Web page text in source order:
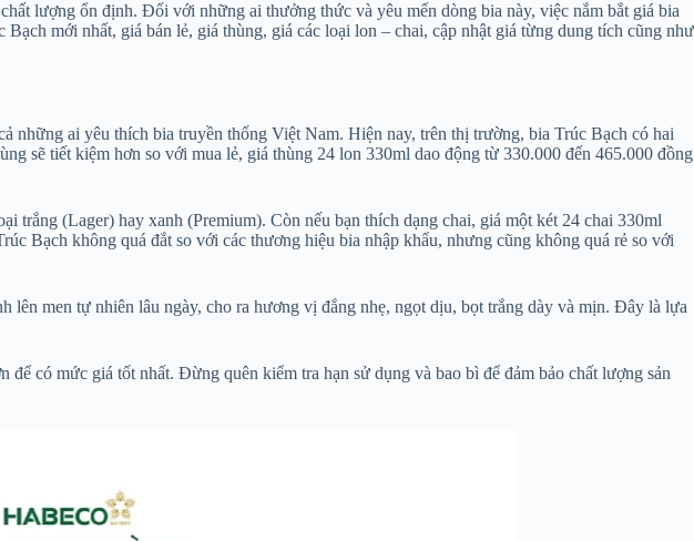
lượng ổn định. Đối với những ai thưởng thức và yêu mến dòng bia này, việc nắm bắt giá bia
mới nhất, giá bán lẻ, giá thùng, giá các loại lon – chai, cập nhật giá từng dung tích cũng như
ai yêu thích bia truyền thống Việt Nam. Hiện nay, trên thị trường, bia Trúc Bạch có hai
sẽ tiết kiệm hơn so với mua lẻ, giá thùng 24 lon 330ml dao động từ 330.000 đến 465.000 đồng
(Lager) hay xanh (Premium). Còn nếu bạn thích dạng chai, giá một két 24 chai 330ml
Bạch không quá đắt so với các thương hiệu bia nhập khẩu, nhưng cũng không quá rẻ so với
men tự nhiên lâu ngày, cho ra hương vị đắng nhẹ, ngọt dịu, bọt trắng dày và mịn. Đây là lựa
có mức giá tốt nhất. Đừng quên kiểm tra hạn sử dụng và bao bì để đảm bảo chất lượng sản